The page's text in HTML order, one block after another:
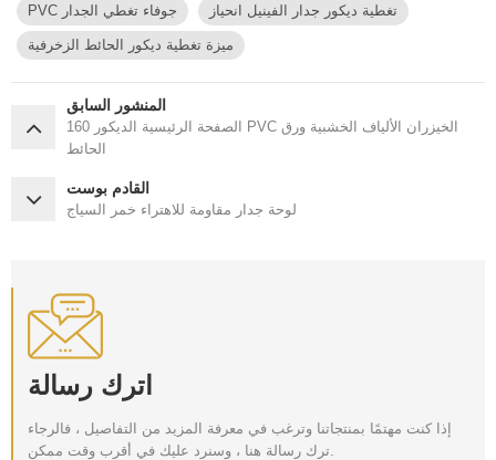
PVC جوفاء تغطي الجدار تغطية ديكور جدار الفينيل انحياز
ميزة تغطية ديكور الحائط الزخرفية
المنشور السابق
160 الصفحة الرئيسية الديكور PVC الخيزران الألياف الخشبية ورق
الحائط
القادم بوست
لوحة جدار مقاومة للاهتراء خمر السياج
اترك رسالة
إذا كنت مهتمًا بمنتجاتنا وترغب في معرفة المزيد من التفاصيل ، فالرجاء